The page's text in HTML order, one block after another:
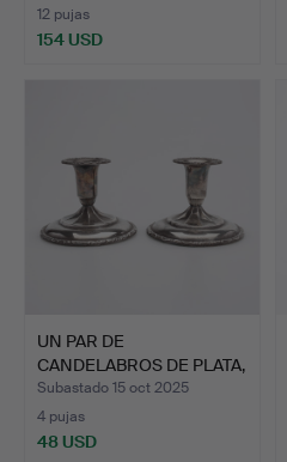
12 pujas
154 USD
UN PAR DE
CANDELABROS DE PLATA,
TORVALD MA…
Subastado 15 oct 2025
4 pujas
48 USD